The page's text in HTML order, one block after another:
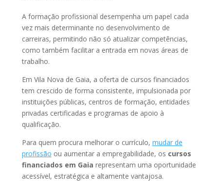
A formação profissional desempenha um papel cada
vez mais determinante no desenvolvimento de
carreiras, permitindo não só atualizar competências,
como também facilitar a entrada em novas áreas de
trabalho.
Em Vila Nova de Gaia, a oferta de cursos financiados
tem crescido de forma consistente, impulsionada por
instituições públicas, centros de formação, entidades
privadas certificadas e programas de apoio à
qualificação.
Para quem procura melhorar o currículo, mudar de
profissão ou aumentar a empregabilidade, os cursos
financiados em Gaia representam uma oportunidade
acessível, estratégica e altamente vantajosa.